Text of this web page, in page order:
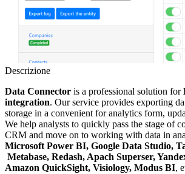
Descrizione
Data Connector is a professional solution for
integration. Our service provides exporting
storage in a convenient for analytics form,
We help analysts to quickly pass the stage of
CRM and move on to working with data in
Microsoft Power BI, Google Data Studio,
Metabase, Redash, Apach Superser,
Amazon QuickSight, Visiology, Modus BI,